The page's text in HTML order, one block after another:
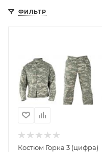
ФИЛЬТР
Костюм Горка 3 (цифра)